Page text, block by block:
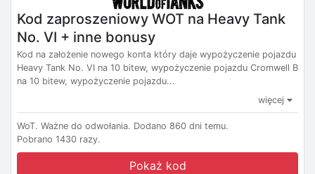
Kod zaproszeniowy WOT na Heavy Tank
No. VI + inne bonusy
Kod na założenie nowego konta który daje wypożyczenie pojazdu
Heavy Tank No. VI na 10 bitew, wypożyczenie pojazdu Cromwell B
na 10 bitew, wypożyczenie pojazdu...
więcej
WoT. Ważne do odwołania. Dodano 860 dni temu.
Pobrano 1430 razy.
Pokaż kod